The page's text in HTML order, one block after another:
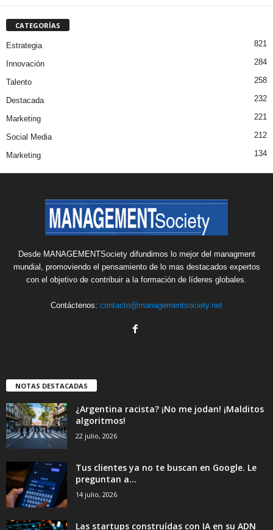
CATEGORÍAS
Estrategia 821
Innovación 284
Talento 258
Destacada 232
Marketing 221
Social Media 212
Marketing 134
Desde MANAGEMENTSociety difundimos lo mejor del managment
mundial, promoviendo el pensamiento de lo mas destacados expertos
con el objetivo de contribuir a la formación de líderes globales.
Contáctenos: contacto@managementsociety.net
NOTAS DESTACADAS
¿Argentina racista? ¡No me jodan! ¡Malditos
algoritmos!
22 julio, 2026
Tus clientes ya no te buscan en Google. Le
preguntan a...
14 julio, 2026
Las startups construídas con IA en su ADN